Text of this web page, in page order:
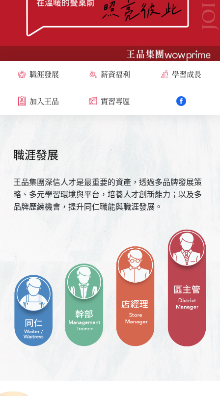
人才招募
職涯發展 薪資福利 學習成長
加入王品 實習專區
職涯發展
王品集團深信人才是最重要的資產，透過多品牌發展策
略、多元學習環境與平台，培養人才創新能力；以及多
品牌歷練機會，提升同仁職能與職涯發展。